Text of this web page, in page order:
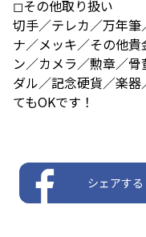
◻︎その他取り扱い
切手／テレカ／万年
ナ／メッキ／その他
ン／カメラ／勲章／
ダル／記念硬貨／楽
てもOKです！
シェアする